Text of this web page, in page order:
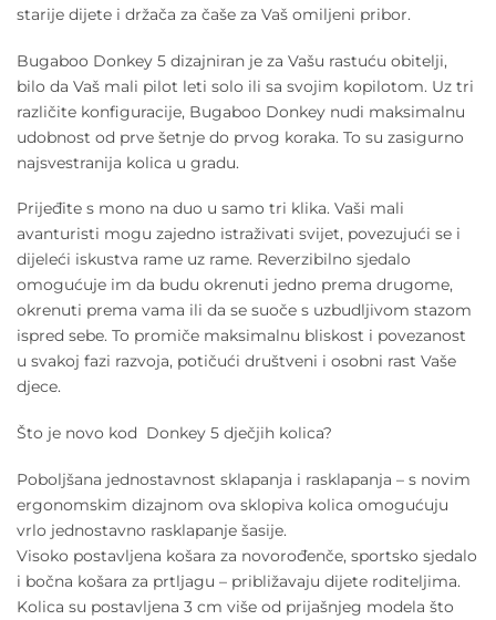
starije dijete i držača za čaše za Vaš omiljeni pribor.
Bugaboo Donkey 5 dizajniran je za Vašu rastuću obitelji,
bilo da Vaš mali pilot leti solo ili sa svojim kopilotom. Uz tri
različite konfiguracije, Bugaboo Donkey nudi maksimalnu
udobnost od prve šetnje do prvog koraka. To su zasigurno
najsvestranija kolica u gradu.
Prijeđite s mono na duo u samo tri klika. Vaši mali
avanturisti mogu zajedno istraživati svijet, povezujući se i
dijeleći iskustva rame uz rame. Reverzibilno sjedalo
omogućuje im da budu okrenuti jedno prema drugome,
okrenuti prema vama ili da se suoče s uzbudljivom stazom
ispred sebe. To promiče maksimalnu bliskost i povezanost
u svakoj fazi razvoja, potičući društveni i osobni rast Vaše
djece.
Što je novo kod Donkey 5 dječjih kolica?
Poboljšana jednostavnost sklapanja i rasklapanja – s novim
ergonomskim dizajnom ova sklopiva kolica omogućuju
vrlo jednostavno rasklapanje šasije.
Visoko postavljena košara za novorođenče, sportsko sjedalo
i bočna košara za prtljagu – približavaju dijete roditeljima.
Kolica su postavljena 3 cm više od prijašnjeg modela što